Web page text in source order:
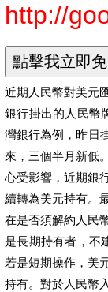
http://
近期人民幣對美元
銀行掛出的人民幣
灣銀行為例，昨日
來，三個半月新低
心受影響，近期銀
續轉為美元持有。
在是否須解約人民
是長期持有者，不
若是短期操作，美
持有。對於人民幣